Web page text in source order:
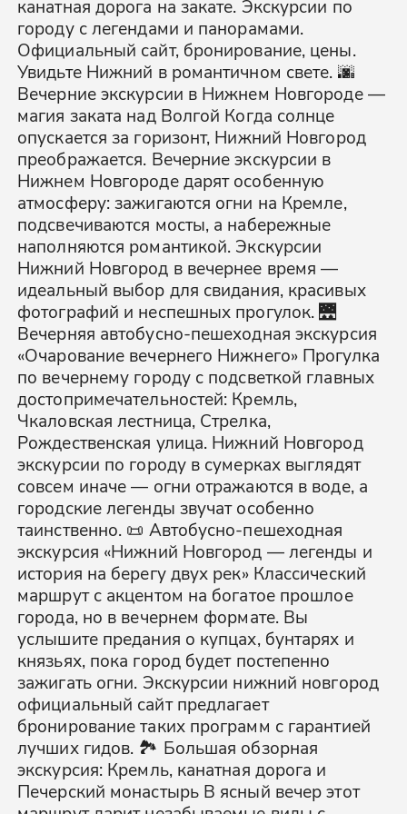
канатная дорога на закате. Экскурсии по
городу с легендами и панорамами.
Официальный сайт, бронирование, цены.
Увидьте Нижний в романтичном свете. 🌆
Вечерние экскурсии в Нижнем Новгороде —
магия заката над Волгой Когда солнце
опускается за горизонт, Нижний Новгород
преображается. Вечерние экскурсии в
Нижнем Новгороде дарят особенную
атмосферу: зажигаются огни на Кремле,
подсвечиваются мосты, а набережные
наполняются романтикой. Экскурсии
Нижний Новгород в вечернее время —
идеальный выбор для свидания, красивых
фотографий и неспешных прогулок. 🌉
Вечерняя автобусно-пешеходная экскурсия
«Очарование вечернего Нижнего» Прогулка
по вечернему городу с подсветкой главных
достопримечательностей: Кремль,
Чкаловская лестница, Стрелка,
Рождественская улица. Нижний Новгород
экскурсии по городу в сумерках выглядят
совсем иначе — огни отражаются в воде, а
городские легенды звучат особенно
таинственно. 📜 Автобусно-пешеходная
экскурсия «Нижний Новгород — легенды и
история на берегу двух рек» Классический
маршрут с акцентом на богатое прошлое
города, но в вечернем формате. Вы
услышите предания о купцах, бунтарях и
князьях, пока город будет постепенно
зажигать огни. Экскурсии нижний новгород
официальный сайт предлагает
бронирование таких программ с гарантией
лучших гидов. 🏞️ Большая обзорная
экскурсия: Кремль, канатная дорога и
Печерский монастырь В ясный вечер этот